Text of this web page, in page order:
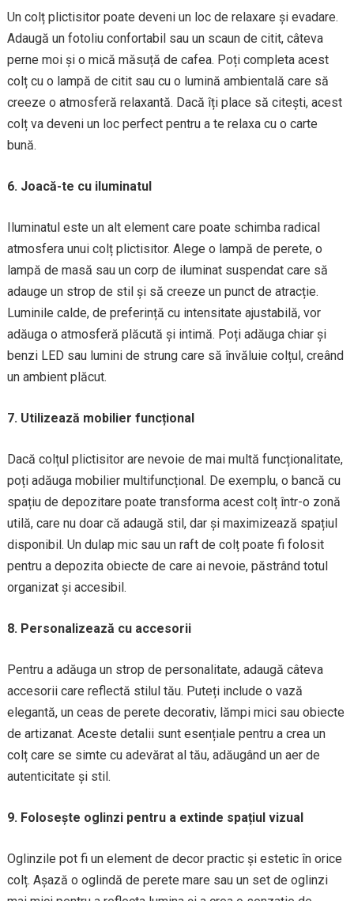
Un colț plictisitor poate deveni un loc de relaxare și evadare.
Adaugă un fotoliu confortabil sau un scaun de citit, câteva
perne moi și o mică măsuță de cafea. Poți completa acest
colț cu o lampă de citit sau cu o lumină ambientală care să
creeze o atmosferă relaxantă. Dacă îți place să citești, acest
colț va deveni un loc perfect pentru a te relaxa cu o carte
bună.
6. Joacă-te cu iluminatul
Iluminatul este un alt element care poate schimba radical
atmosfera unui colț plictisitor. Alege o lampă de perete, o
lampă de masă sau un corp de iluminat suspendat care să
adauge un strop de stil și să creeze un punct de atracție.
Luminile calde, de preferință cu intensitate ajustabilă, vor
adăuga o atmosferă plăcută și intimă. Poți adăuga chiar și
benzi LED sau lumini de strung care să învăluie colțul, creând
un ambient plăcut.
7. Utilizează mobilier funcțional
Dacă colțul plictisitor are nevoie de mai multă funcționalitate,
poți adăuga mobilier multifuncțional. De exemplu, o bancă cu
spațiu de depozitare poate transforma acest colț într-o zonă
utilă, care nu doar că adaugă stil, dar și maximizează spațiul
disponibil. Un dulap mic sau un raft de colț poate fi folosit
pentru a depozita obiecte de care ai nevoie, păstrând totul
organizat și accesibil.
8. Personalizează cu accesorii
Pentru a adăuga un strop de personalitate, adaugă câteva
accesorii care reflectă stilul tău. Puteți include o vază
elegantă, un ceas de perete decorativ, lămpi mici sau obiecte
de artizanat. Aceste detalii sunt esențiale pentru a crea un
colț care se simte cu adevărat al tău, adăugând un aer de
autenticitate și stil.
9. Folosește oglinzi pentru a extinde spațiul vizual
Oglinzile pot fi un element de decor practic și estetic în orice
colț. Așază o oglindă de perete mare sau un set de oglinzi